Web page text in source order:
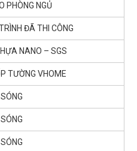
PHÒNG NGỦ
ĐÃ THI CÔNG
NANO – SGS
TƯỜNG VHOME